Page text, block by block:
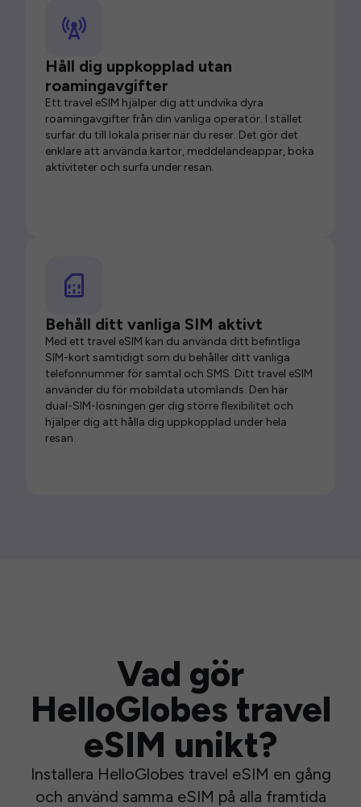
Håll dig uppkopplad utan
roamingavgifter
Ett travel eSIM hjälper dig att undvika dyra
roamingavgifter från din vanliga operatör. I stället
surfar du till lokala priser när du reser. Det gör det
enklare att använda kartor, meddelandeappar, boka
aktiviteter och surfa under resan.
Behåll ditt vanliga SIM aktivt
Med ett travel eSIM kan du använda ditt befintliga
SIM-kort samtidigt som du behåller ditt vanliga
telefonnummer för samtal och SMS. Ditt travel eSIM
använder du för mobildata utomlands. Den här
dual-SIM-lösningen ger dig större flexibilitet och
hjälper dig att hålla dig uppkopplad under hela
resan.
Vad gör
HelloGlobes travel
eSIM unikt?
Installera HelloGlobes travel eSIM en gång
och använd samma eSIM på alla framtida